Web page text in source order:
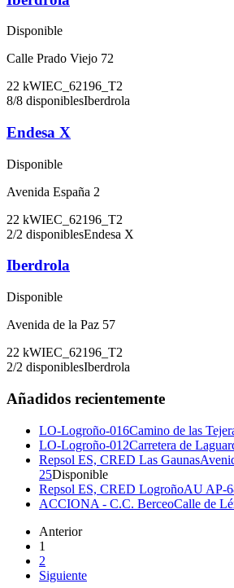
Disponible
Calle Prado Viejo 72
22 kWIEC_62196_T2
8/8 disponiblesIberdrola
Endesa X
Disponible
Avenida España 2
22 kWIEC_62196_T2
2/2 disponiblesEndesa X
Iberdrola
Disponible
Avenida de la Paz 57
22 kWIEC_62196_T2
2/2 disponiblesIberdrola
Añadidos recientemente
LO-Logroño-016Camino de las
LO-Logroño-012Carretera de
Repsol ES, CRED Las Gaunas
25Disponible
Repsol ES, CRED LogroñoAU AP-
ACCIONA - C.C. BerceoCalle de
Anterior
1
2
Siguiente